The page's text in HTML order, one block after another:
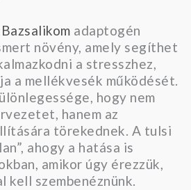
adaptogén
növény, amely segíthet
a stresszhez,
a mellékvesék működését.
hogy nem
hanem az
törekednek. A tulsi
ahogy a hatása is
amikor úgy érezzük,
kell szembenéznünk.